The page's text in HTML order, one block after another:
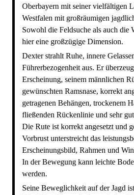
Oberbayern mit seiner vielfältigen
Westfalen mit großräumigen
Sowohl die Feldsuche als auch die
hier eine großzügige Dimension.
Dexter strahlt Ruhe, innere
Führerbezogenheit aus. Er
Erscheinung, seinem männlichen
gewünschten Ramsnase, korrekt
getragenen Behängen, trockenem
fließenden Rückenlinie und sehr
Die Rute ist korrekt angesetzt und
Vorbrust unterstreicht das
Erscheinungsbild, Rahmen und
In der Bewegung kann leichte
werden.
Seine Beweglichkeit auf der Jagd